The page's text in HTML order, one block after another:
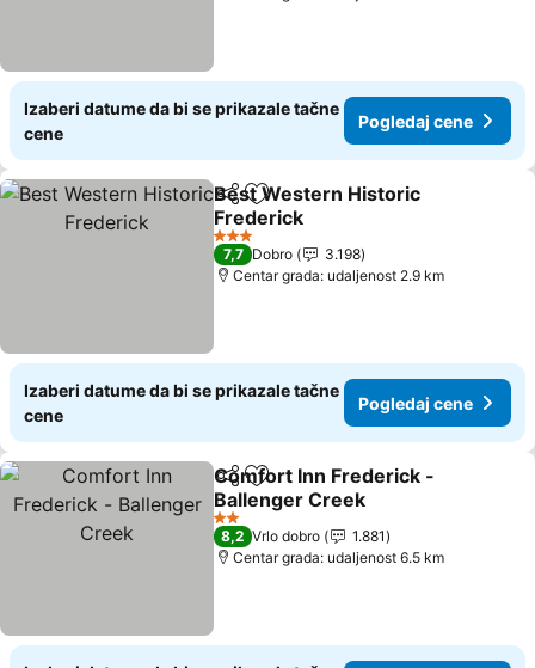
Izaberi datume da bi se prikazale tačne
cene
Pogledaj cene
Deli Dodati u favorite
Best Western Historic
Frederick
Pogledaj cene
3 Zvezdice
7,7 Dobro
3.198
Centar grada: udaljenost 2.9 km
Izaberi datume da bi se prikazale tačne
cene
Pogledaj cene
Deli Dodati u favorite
Comfort Inn Frederick -
Ballenger Creek
Pogledaj cene
2 Zvezdice
8,2 Vrlo dobro
1.881
Centar grada: udaljenost 6.5 km